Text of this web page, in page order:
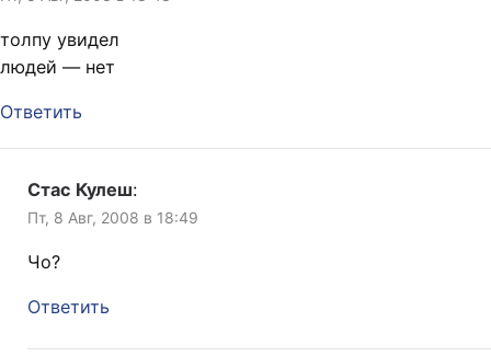
толпу увидел
людей — нет
Ответить
Стас Кулеш:
Пт, 8 Авг, 2008 в 18:49
Чо?
Ответить